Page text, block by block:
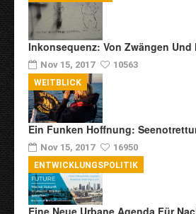
Inkonsequenz: Von Zwängen
Nov 15, 2017 10563
Ein Funken Hoffnung:
Nov 15, 2017 16950
WEITBLICK
ENTWICKLUNGSPOLITIK